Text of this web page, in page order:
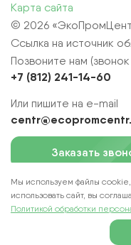
Карта сайта
© 2026
Ссылка на источник
Позвоните нам
+7 (812) 241-14-60
Или пишите на e-mail
Заказать
Мы в социальных сетях
Мы используем файлы cookie,
использовать сайт, вы
Политикой обработки